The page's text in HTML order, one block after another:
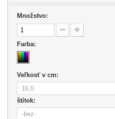
Množstvo:
Farba:
Veľkosť v cm:
štítok: